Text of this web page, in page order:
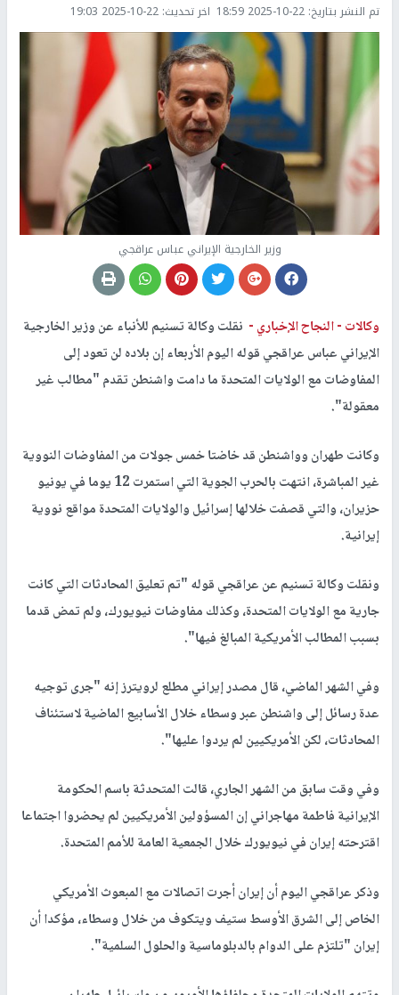
تم النشر بتاريخ: 2025-10-22 18:59 اخر تحديث: 2025-10-22 19:03
وزير الخارجية الإيراني عباس عراقجي
وكالات -النجاح الإخباري - نقلت وكالة تسنيم للأنباء عن وزير الخارجية
الإيراني عباس عراقجي قوله اليوم الأربعاء إن بلاده لن تعود إلى
المفاوضات مع الولايات المتحدة ما دامت واشنطن تقدم "مطالب غير
معقولة".
وكانت طهران وواشنطن قد خاضتا خمس جولات من المفاوضات النووية
غير المباشرة، انتهت بالحرب الجوية التي استمرت 12 يوما في يونيو
حزيران، والتي قصفت خلالها إسرائيل والولايات المتحدة مواقع نووية
إيرانية.
ونقلت وكالة تسنيم عن عراقجي قوله "تم تعليق المحادثات التي كانت
جارية مع الولايات المتحدة، وكذلك مفاوضات نيويورك، ولم تمض قدما
بسبب المطالب الأمريكية المبالغ فيها".
وفي الشهر الماضي، قال مصدر إيراني مطلع لرويترز إنه "جرى توجيه
عدة رسائل إلى واشنطن عبر وسطاء خلال الأسابيع الماضية لاستئناف
المحادثات، لكن الأمريكيين لم يردوا عليها".
وفي وقت سابق من الشهر الجاري، قالت المتحدثة باسم الحكومة
الإيرانية فاطمة مهاجراني إن المسؤولين الأمريكيين لم يحضروا اجتماعا
اقترحته إيران في نيويورك خلال الجمعية العامة للأمم المتحدة.
وذكر عراقجي اليوم أن إيران أجرت اتصالات مع المبعوث الأمريكي
الخاص إلى الشرق الأوسط ستيف ويتكوف من خلال وسطاء، مؤكدا أن
إيران "تلتزم على الدوام بالدبلوماسية والحلول السلمية".